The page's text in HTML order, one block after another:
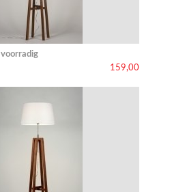
voorradig
159,00